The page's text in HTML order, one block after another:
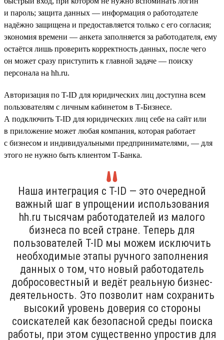
и пароль; защита данных — информация о работодателе
надёжно защищена и предоставляется только с его согласия;
экономия времени — анкета заполняется за работодателя, ему
остаётся лишь проверить корректность данных, после чего
он может сразу приступить к главной задаче — поиску
персонала на hh.ru.
Авторизация по T-ID для юридических лиц доступна всем
пользователям с личным кабинетом в Т-Бизнесе.
А подключить T-ID для юридических лиц себе на сайт или
в приложение может любая компания, которая работает
с бизнесом и индивидуальными предпринимателями, — для
этого не нужно быть клиентом Т-Банка.
Наша интеграция с T-ID — это очередной
важный шаг в упрощении использования
hh.ru тысячам работодателей из малого
бизнеса по всей стране. Теперь для
пользователей T-ID мы можем исключить
необходимые этапы ручного заполнения
данных о том, что новый работодатель
добросовестный и ведёт реальную бизнес-
деятельность. Это позволит нам сохранить
высокий уровень доверия со стороны
соискателей как безопасной среды поиска
работы, при этом существенно упростив для